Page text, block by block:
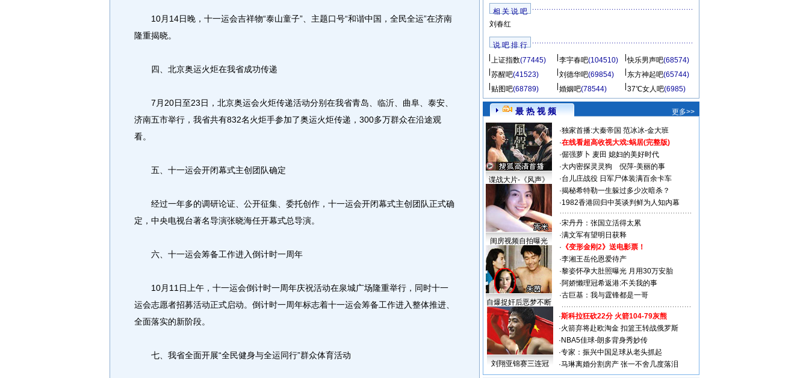
10月14日晚，十一运会吉祥物“泰山童子”、主题口号“和谐中国，全民全运”在济南
隆重揭晓。
四、北京奥运火炬在我省成功传递
7月20日至23日，北京奥运会火炬传递活动分别在我省青岛、临沂、曲阜、泰安、
济南五市举行，我省共有832名火炬手参加了奥运火炬传递，300多万群众在沿途观
看。
五、十一运会开闭幕式主创团队确定
经过一年多的调研论证、公开征集、委托创作，十一运会开闭幕式主创团队正式确
定，中央电视台著名导演张晓海任开幕式总导演。
六、十一运会筹备工作进入倒计时一周年
10月11日上午，十一运会倒计时一周年庆祝活动在泉城广场隆重举行，同时十一
运会志愿者招募活动正式启动。倒计时一周年标志着十一运会筹备工作进入整体推进、
全面落实的新阶段。
七、我省全面开展“全民健身与全运同行”群众体育活动
相 关 说 吧
刘春红
说 吧 排 行
上证指数(77445) 李宇春吧(104510) 快乐男声吧(68574)
苏醒吧(41523) 刘德华吧(69854) 东方神起吧(65744)
贴图吧(68789) 婚姻吧(78544) 37℃女人吧(6985)
最 热 视 频 更多>>
谍战大片-《风声》
闺房视频自拍曝光
自爆捉奸后恶梦不断
·独家首播:大秦帝国 范冰冰-金大班
·在线看超高收视大戏:蜗居(完整版)
·倔强萝卜 麦田 媳妇的美好时代
·大内密探灵灵狗
倪萍-美丽的事
·台儿庄战役 日军尸体装满百余卡车
·揭秘希特勒一生躲过多少次暗杀？
·1982香港回归中英谈判鲜为人知内幕
·宋丹丹：张国立活得太累
·满文军有望明日获释
· 《变形金刚2》送电影票！
·李湘王岳伦恩爱待产
·黎姿怀孕大肚照曝光 月用30万安胎
·阿娇懒理冠希返港:不关我的事
·古巨基：我与霆锋都是一哥
刘翔亚锦赛三连冠
·斯科拉狂砍22分 火箭104-79灰熊
·火箭弃将赴欧淘金 扣篮王转战俄罗斯
· NBA5佳球-朗多背身秀妙传
·专家：振兴中国足球从老头抓起
·马琳离婚分割房产 张一不舍几度落泪